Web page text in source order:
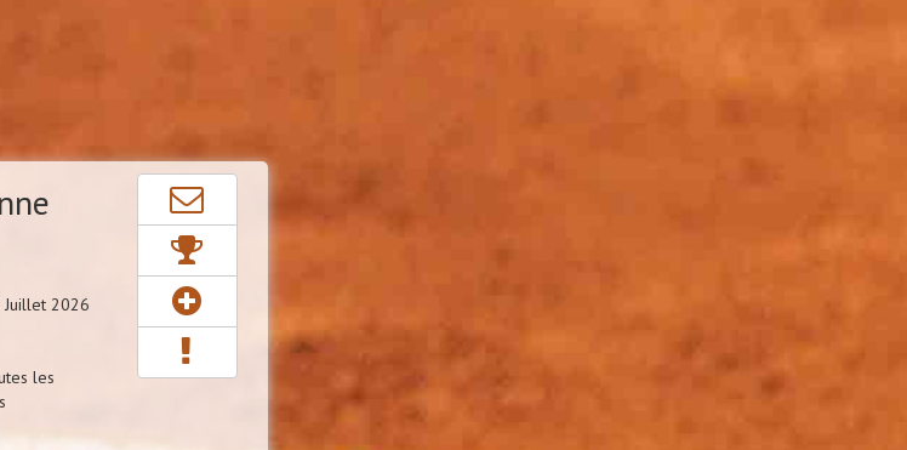
2026
les